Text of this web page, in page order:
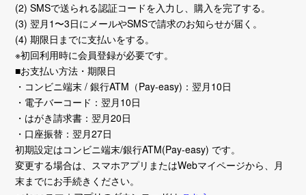
(2) SMSで送られる認証コードを入力し、購入を完了する。
(3) 翌月1〜3日にメールやSMSで請求のお知らせが届く。
(4) 期限日までに支払いをする。
※初回利用時に会員登録が必要です。
■お支払い方法・期限日
・コンビニ端末 / 銀行ATM（Pay-easy)：翌月10日
・電子バーコード：翌月10日
・はがき請求書：翌月20日
・口座振替：翌月27日
初期設定はコンビニ端末/銀行ATM(Pay-easy) です。
変更する場合は、スマホアプリまたはWebマイページから、月
末までにお手続きください。